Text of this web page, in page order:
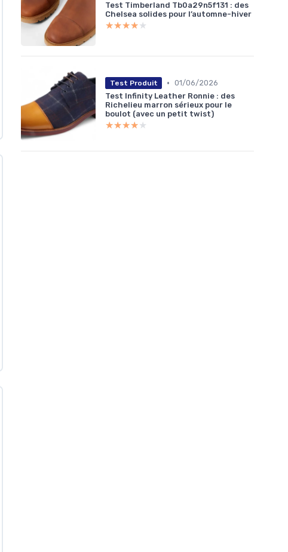
Test Timberland Tb0a29n5f131 : des
Chelsea solides pour l’automne-hiver
★★★★★
★★★★★
Test Produit • 01/06/2026
Test Infinity Leather Ronnie : des
Richelieu marron sérieux pour le
boulot (avec un petit twist)
★★★★★
★★★★★